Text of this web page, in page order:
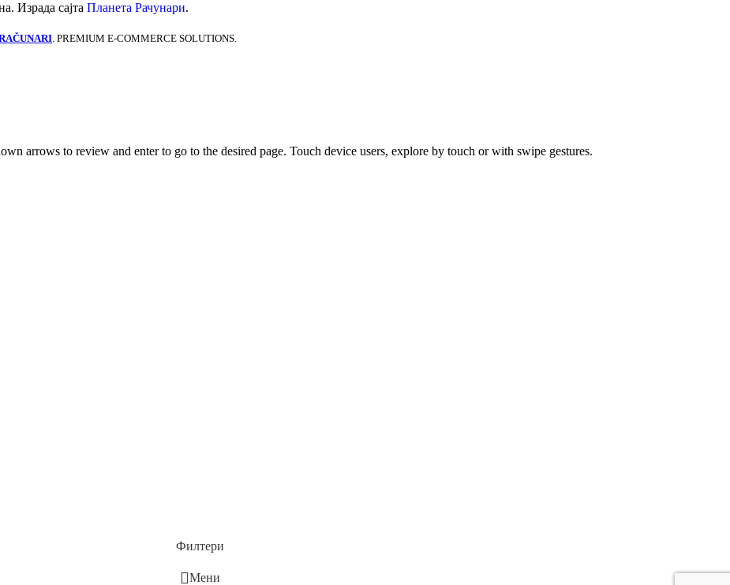
Израда сајта Планета Рачунари.
. PREMIUM E-COMMERCE SOLUTIONS.
arrows to review and enter to go to the desired page. Touch device users, explore by touch or with swipe gestures.
Филтери
Мени